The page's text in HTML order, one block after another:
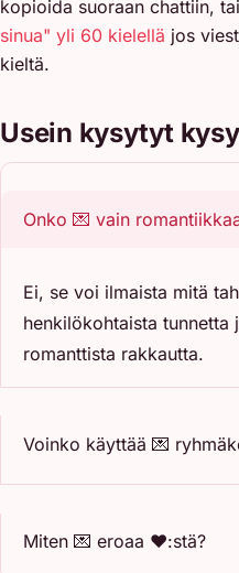
kopioida suoraan chattiin,
sinua" yli 60 kielellä jos
kieltä.
Usein kysytyt
Onko 💌 vain
Ei, se voi ilmaista mitä
henkilökohtaista
romanttista rakkautta.
Voinko käyttää 💌
Miten 💌 eroaa ❤️:stä?